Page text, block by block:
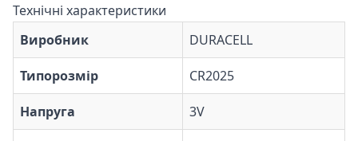
Технічні характеристики
Виробник
DURACELL
Типорозмір CR2025
Напруга 3V